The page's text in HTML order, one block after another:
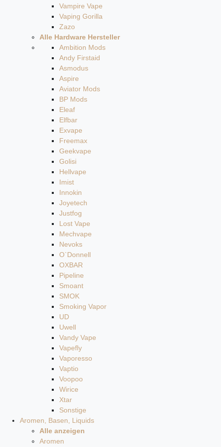
Vampire Vape
Vaping Gorilla
Zazo
Alle Hardware Hersteller
Ambition Mods
Andy Firstaid
Asmodus
Aspire
Aviator Mods
BP Mods
Eleaf
Elfbar
Exvape
Freemax
Geekvape
Golisi
Hellvape
Imist
Innokin
Joyetech
Justfog
Lost Vape
Mechvape
Nevoks
O`Donnell
OXBAR
Pipeline
Smoant
SMOK
Smoking Vapor
UD
Uwell
Vandy Vape
Vapefly
Vaporesso
Vaptio
Voopoo
Wirice
Xtar
Sonstige
Aromen, Basen, Liquids
Alle anzeigen
Aromen